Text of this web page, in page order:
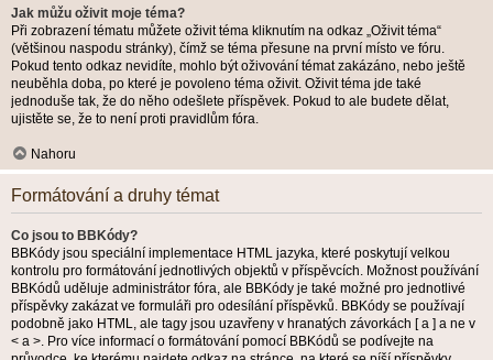
Jak můžu oživit moje téma?
Při zobrazení tématu můžete oživit téma kliknutím na odkaz „Oživit téma“
(většinou naspodu stránky), čímž se téma přesune na první místo ve fóru.
Pokud tento odkaz nevidíte, mohlo být oživování témat zakázáno, nebo ještě
neuběhla doba, po které je povoleno téma oživit. Oživit téma jde také
jednoduše tak, že do něho odešlete příspěvek. Pokud to ale budete dělat,
ujistěte se, že to není proti pravidlům fóra.
Nahoru
Formátování a druhy témat
Co jsou to BBKódy?
BBKódy jsou speciální implementace HTML jazyka, které poskytují velkou
kontrolu pro formátování jednotlivých objektů v příspěvcích. Možnost používání
BBKódů uděluje administrátor fóra, ale BBKódy je také možné pro jednotlivé
příspěvky zakázat ve formuláři pro odesílání příspěvků. BBKódy se používají
podobně jako HTML, ale tagy jsou uzavřeny v hranatých závorkách [ a ] a ne v
< a >. Pro více informací o formátování pomocí BBKódů se podívejte na